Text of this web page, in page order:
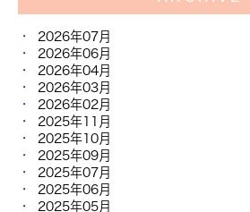
2026年07月
2026年06月
2026年04月
2026年03月
2026年02月
2025年11月
2025年10月
2025年09月
2025年07月
2025年06月
2025年05月